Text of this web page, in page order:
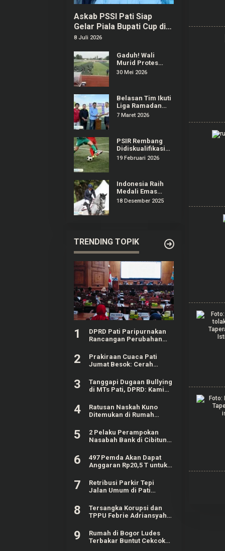
Askab PSSI Pati Siap
Gelar Piala Bupati Cup di
Bulan September
8 Juli 2026
Gaduh! Wali
Murid Protes
Regulasi Popda
30 Mei 2026
Belasan Tim Ikuti
Liga Ramadan
2026 di Stadion
7 Maret 2026
PSIR Rembang
Didiskualifikasi
dari Liga 4
Thohir
19 Februari 2026
Indonesia Raih
Medali Emas
Olahraga
18 Desember 2025
TRENDING TOPIK
1
DPRD Pati Paripurnakan
Rancangan Perubahan
2026
2
Prakiraan Cuaca Pati
Jumat Besok: Cerah
3
Tanggapi Dugaan Bullying
di MTs Pati, DPRD: Kami
4
Ratusan Naskah Kuno
Ditemukan di Rumah
5
2 Pelaku Perampokan
Nasabah Bank di Cibitung
Polisi
6
497 Pemda Akan Dapat
Anggaran Rp20,5 T untuk
7
Retribusi Parkir Tepi
Jalan Umum di Pati
Target Rp625 Juta
8
Tersangka Korupsi dan
TPPU Febrie Adriansyah
Persen
9
Rumah di Bogor Ludes
Terbakar Buntut Cekcok